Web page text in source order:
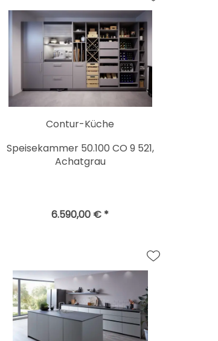
Contur-Küche
Speisekammer 50.100 CO 9 521,
Achatgrau
6.590,00 € *